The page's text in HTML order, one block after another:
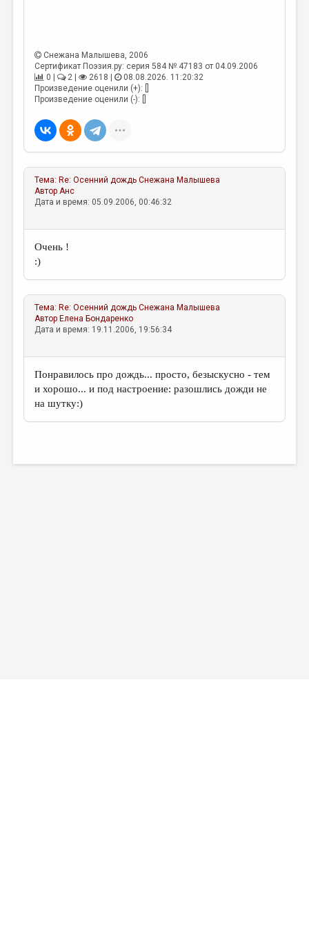
ЭССЕИСТИКА
ЛИТЕРАТУРОВЕДЕНИЕ
КУЛЬТУРОВЕДЕНИЕ
ПУБЛИЦИСТИКА
РЕЦЕНЗИРОВАНИЕ
ЦИКЛЫ ПУБЛИКАЦИЙ
ТРЕДИАКОВСКИЙ
ВКОНТАКТЕ
Снежана Малышева, 2006
Сертификат Поэзия.ру: серия 584 № 47183 от 04.09.2006
0 |
2 | 2618 |
08.08.2026. 11:20:32
Произведение оценили (+): []
Произведение оценили (-): []
Тема: Re: Осенний дождь Снежана Малышева
АвторАнс
Дата и время: 05.09.2006, 00:46:32
Очень !
:)
Тема: Re: Осенний дождь Снежана Малышева
Автор Елена Бондаренко
Дата и время: 19.11.2006, 19:56:34
Понравилось про дождь... просто, безыскусно - тем
и хорошо... и под настроение: разошлись дожди не
на шутку:)